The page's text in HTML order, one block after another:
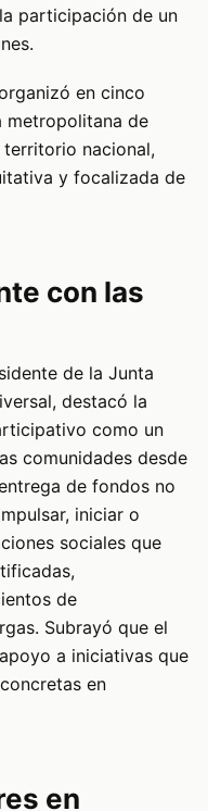
participación de un
en cinco
metropolitana de
nacional,
y focalizada de
con las
de la Junta
destacó la
como un
comunidades desde
de fondos no
iniciar o
sociales que
de
Subrayó que el
a iniciativas que
en
en